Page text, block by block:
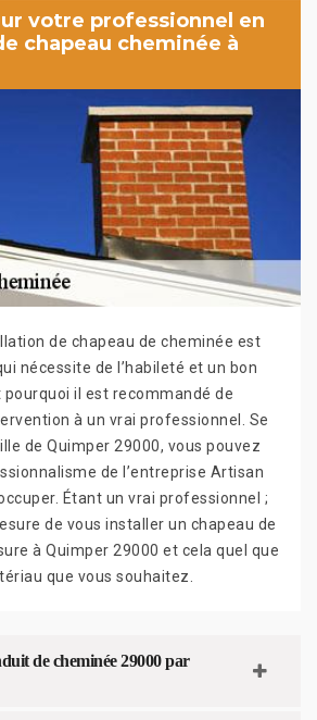
votre professionnel en
chapeau cheminée à
de chapeau de cheminée est
nécessite de l’habileté et un bon
pourquoi il est recommandé de
à un vrai professionnel. Se
de Quimper 29000, vous pouvez
de l’entreprise Artisan
Étant un vrai professionnel ;
de vous installer un chapeau de
à Quimper 29000 et cela quel que
que vous souhaitez.
de cheminée 29000 par